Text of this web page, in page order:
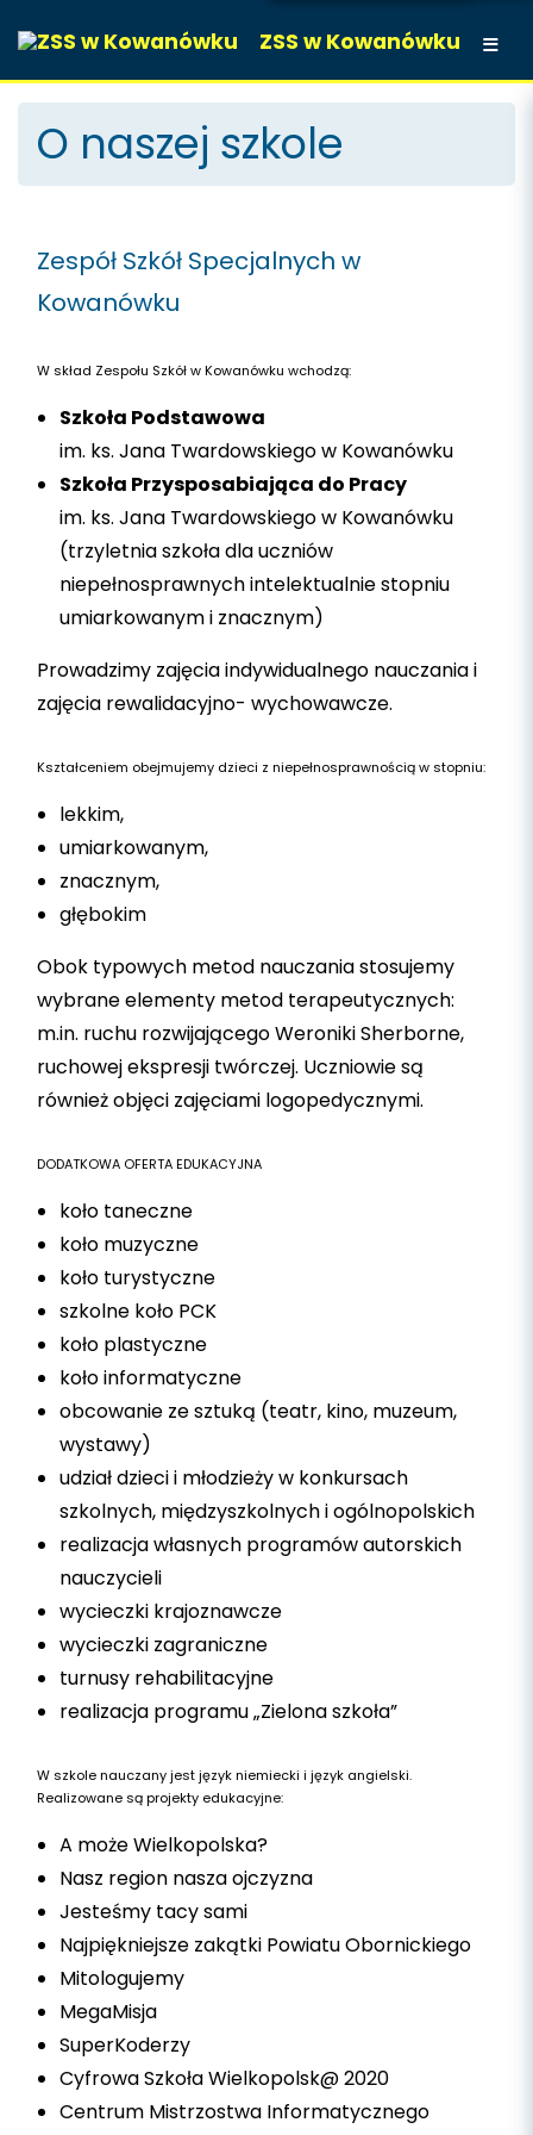
ZSS w Kowanówku
O naszej szkole
Zespół Szkół Specjalnych w
Kowanówku
W skład Zespołu Szkół w Kowanówku wchodzą:
Szkoła Podstawowa
im. ks. Jana Twardowskiego w Kowanówku
Szkoła Przysposabiająca do Pracy
im. ks. Jana Twardowskiego w Kowanówku
(trzyletnia szkoła dla uczniów
niepełnosprawnych intelektualnie stopniu
umiarkowanym i znacznym)
Prowadzimy zajęcia indywidualnego nauczania i
zajęcia rewalidacyjno- wychowawcze.
Kształceniem obejmujemy dzieci z niepełnosprawnością w stopniu:
lekkim,
umiarkowanym,
znacznym,
głębokim
Obok typowych metod nauczania stosujemy
wybrane elementy metod terapeutycznych:
m.in. ruchu rozwijającego Weroniki Sherborne,
ruchowej ekspresji twórczej. Uczniowie są
również objęci zajęciami logopedycznymi.
DODATKOWA OFERTA EDUKACYJNA
koło taneczne
koło muzyczne
koło turystyczne
szkolne koło PCK
koło plastyczne
koło informatyczne
obcowanie ze sztuką (teatr, kino, muzeum,
wystawy)
udział dzieci i młodzieży w konkursach
szkolnych, międzyszkolnych i ogólnopolskich
realizacja własnych programów autorskich
nauczycieli
wycieczki krajoznawcze
wycieczki zagraniczne
turnusy rehabilitacyjne
realizacja programu „Zielona szkoła”
W szkole nauczany jest język niemiecki i język angielski.
Realizowane są projekty edukacyjne:
A może Wielkopolska?
Nasz region nasza ojczyzna
Jesteśmy tacy sami
Najpiękniejsze zakątki Powiatu Obornickiego
Mitologujemy
MegaMisja
SuperKoderzy
Cyfrowa Szkoła Wielkopolsk@ 2020
Centrum Mistrzostwa Informatycznego